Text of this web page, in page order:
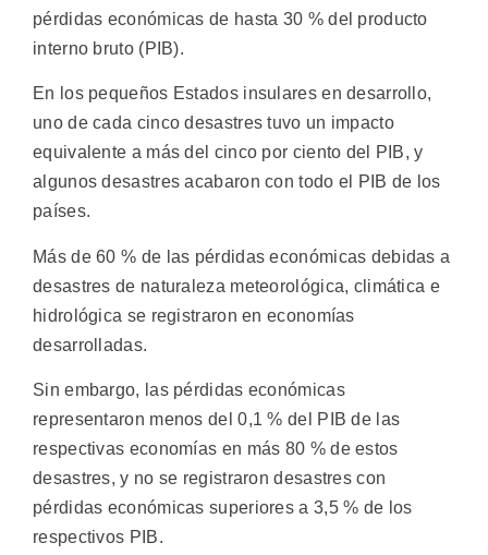
pérdidas económicas de hasta 30 % del producto
interno bruto (PIB).
En los pequeños Estados insulares en desarrollo,
uno de cada cinco desastres tuvo un impacto
equivalente a más del cinco por ciento del PIB, y
algunos desastres acabaron con todo el PIB de los
países.
Más de 60 % de las pérdidas económicas debidas a
desastres de naturaleza meteorológica, climática e
hidrológica se registraron en economías
desarrolladas.
Sin embargo, las pérdidas económicas
representaron menos del 0,1 % del PIB de las
respectivas economías en más 80 % de estos
desastres, y no se registraron desastres con
pérdidas económicas superiores a 3,5 % de los
respectivos PIB.